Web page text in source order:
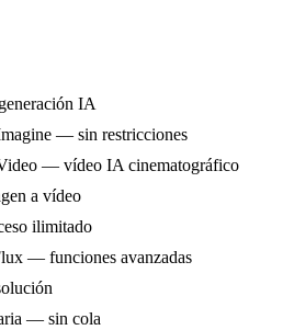
IA
— sin restricciones
— vídeo IA cinematográfico
a vídeo
ilimitado
— funciones avanzadas
— sin cola